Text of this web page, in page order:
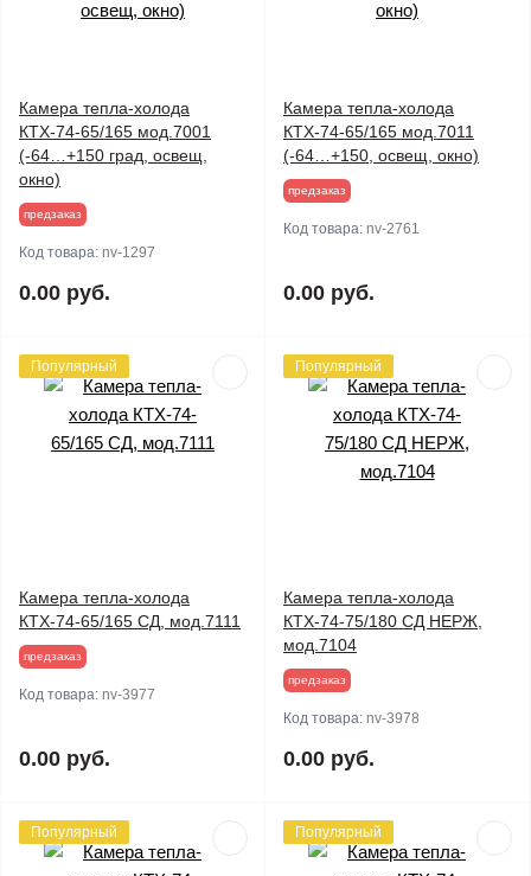
Камера тепла-холода
КТХ-74-65/165 мод.7001
(-64…+150 град, освещ,
окно)
предзаказ
Код товара: nv-1297
0.00 руб.
Камера тепла-холода
КТХ-74-65/165 мод.7011
(-64…+150, освещ, окно)
предзаказ
Код товара: nv-2761
0.00 руб.
Популярный
Камера тепла-холода
КТХ-74-65/165 СД, мод.7111
предзаказ
Код товара: nv-3977
0.00 руб.
Популярный
Камера тепла-холода
КТХ-74-75/180 СД НЕРЖ,
мод.7104
предзаказ
Код товара: nv-3978
0.00 руб.
Популярный Популярный